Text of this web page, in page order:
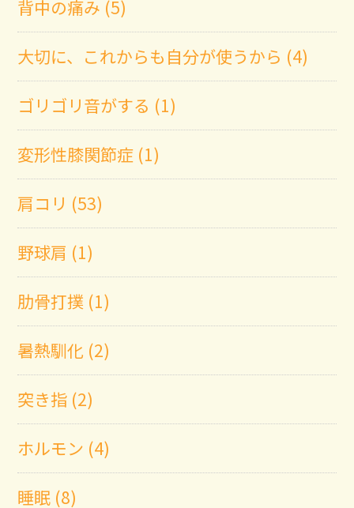
背中の痛み (5)
大切に、これからも自分が使うから (4)
ゴリゴリ音がする (1)
変形性膝関節症 (1)
肩コリ (53)
野球肩 (1)
肋骨打撲 (1)
暑熱馴化 (2)
突き指 (2)
ホルモン (4)
睡眠 (8)